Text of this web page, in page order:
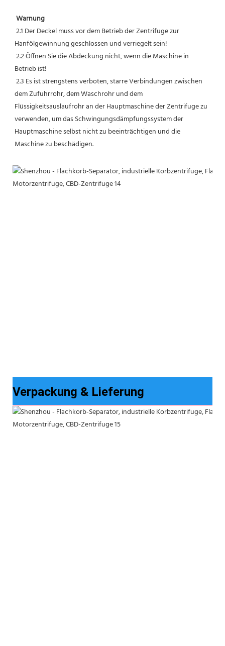
Warnung
Hanfölgewinnung geschlossen und verriegelt sein!
Betrieb ist!
dem Zufuhrrohr, dem Waschrohr und dem
Flüssigkeitsauslaufrohr an der Hauptmaschine der Zentrifuge zu
verwenden, um das Schwingungsdämpfungssystem der
Hauptmaschine selbst nicht zu beeinträchtigen und die
Maschine zu beschädigen.
Verpackung & Lieferung